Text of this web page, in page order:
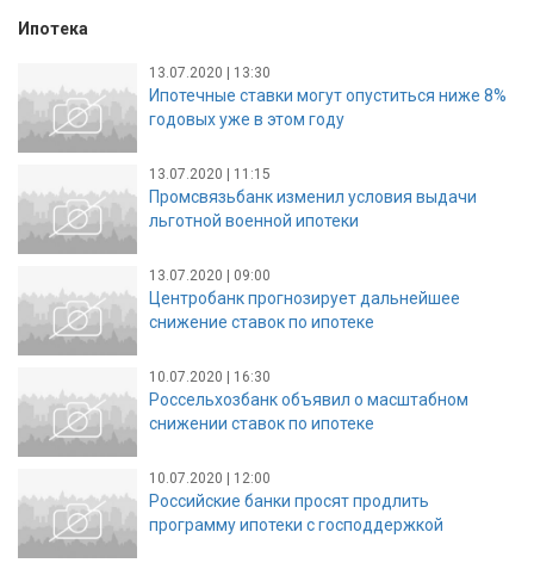
Ипотека
13.07.2020 | 13:30
Ипотечные ставки могут опуститься ниже 8%
годовых уже в этом году
13.07.2020 | 11:15
Промсвязьбанк изменил условия выдачи
льготной военной ипотеки
13.07.2020 | 09:00
Центробанк прогнозирует дальнейшее
снижение ставок по ипотеке
10.07.2020 | 16:30
Россельхозбанк объявил о масштабном
снижении ставок по ипотеке
10.07.2020 | 12:00
Российские банки просят продлить
программу ипотеки с господдержкой